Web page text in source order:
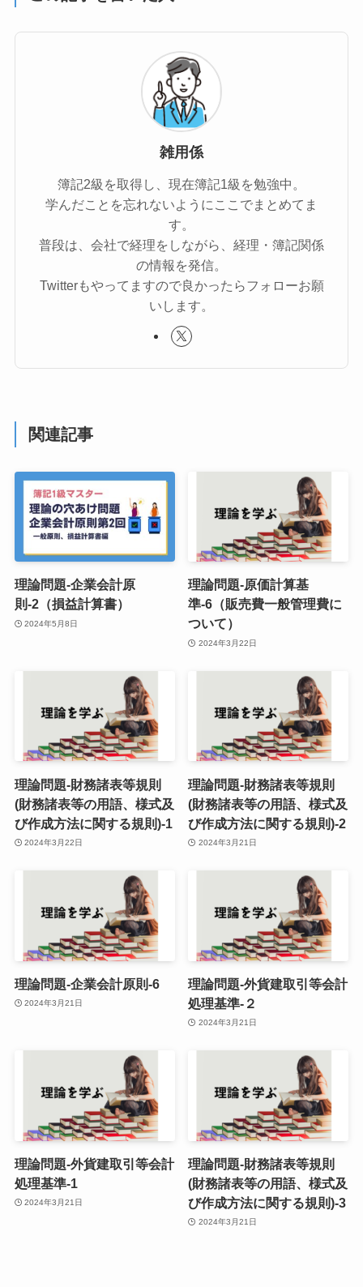
雑用係
簿記2級を取得し、現在簿記1級を勉強中。
学んだことを忘れないようにここでまとめてま
す。
普段は、会社で経理をしながら、経理・簿記関係
の情報を発信。
Twitterもやってますので良かったらフォローお願
いします。
関連記事
理論問題-企業会計原
則-2（損益計算書）
2024年5月8日
理論問題-原価計算基
準-6（販売費一般管理費に
ついて）
2024年3月22日
理論問題-財務諸表等規則
(財務諸表等の用語、様式及
び作成方法に関する規則)-1
2024年3月22日
理論問題-財務諸表等規則
(財務諸表等の用語、様式及
び作成方法に関する規則)-2
2024年3月21日
理論問題-企業会計原則-6
2024年3月21日
理論問題-外貨建取引等会計
処理基準-２
2024年3月21日
理論問題-外貨建取引等会計
処理基準-1
2024年3月21日
理論問題-財務諸表等規則
(財務諸表等の用語、様式及
び作成方法に関する規則)-3
2024年3月21日